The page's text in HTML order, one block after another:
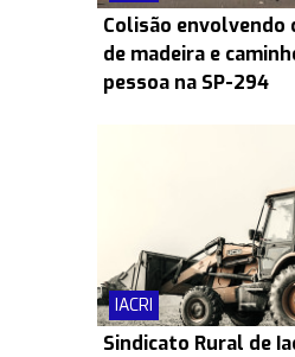
Colisão envolvendo
de madeira e
pessoa na SP-294
IACRI
Sindicato Rural de